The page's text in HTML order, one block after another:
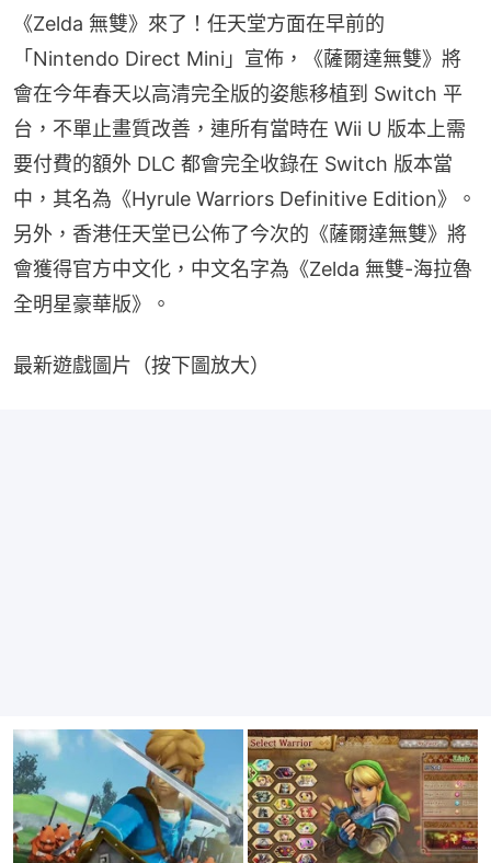
《Zelda 無雙》來了！任天堂方面在早前的
「Nintendo Direct Mini」宣佈，《薩爾達無雙》將
會在今年春天以高清完全版的姿態移植到 Switch 平
台，不單止畫質改善，連所有當時在 Wii U 版本上需
要付費的額外 DLC 都會完全收錄在 Switch 版本當
中，其名為《Hyrule Warriors Definitive Edition》。
另外，香港任天堂已公佈了今次的《薩爾達無雙》將
會獲得官方中文化，中文名字為《Zelda 無雙-海拉魯
全明星豪華版》。
最新遊戲圖片（按下圖放大）